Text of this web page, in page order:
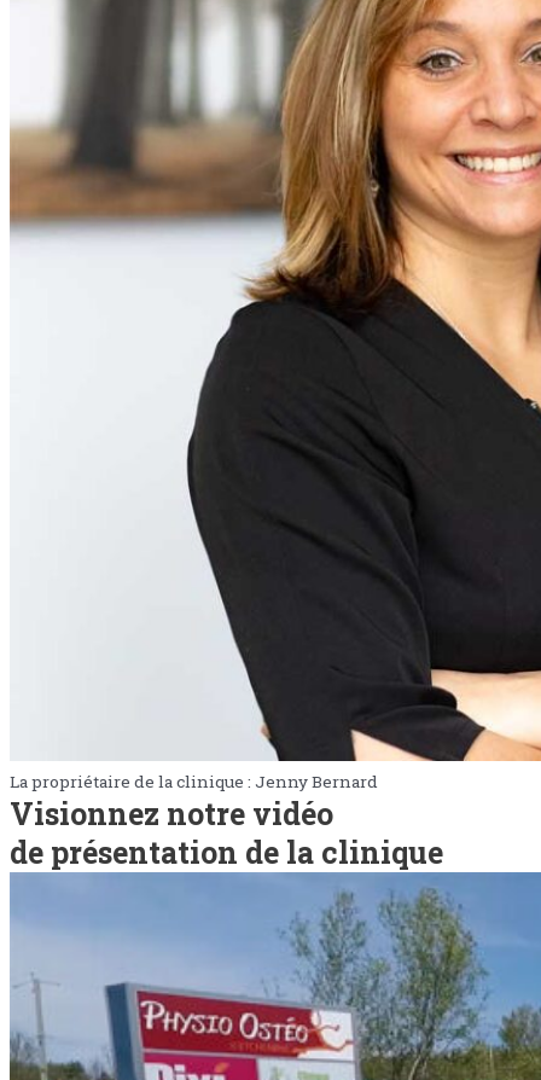
La propriétaire de la clinique : Jenny Bernard
Visionnez notre vidéo
de présentation de la clinique